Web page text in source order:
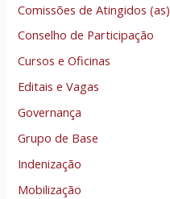
Comissões de Atingidos (as)
Conselho de Participação
Cursos e Oficinas
Editais e Vagas
Governança
Grupo de Base
Indenização
Mobilização